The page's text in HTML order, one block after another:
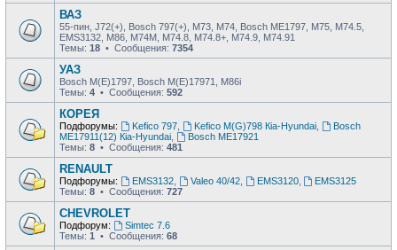
ВАЗ
55-пин, J72(+), Bosch 797(+), М73, М74, Bosch ME1797, М75, М74.5,
EMS3132, М86, М74М, М74.8, М74.8+, М74.9, М74.91
Темы: 18 • Сообщения: 7354
УАЗ
Bosch M(E)1797, Bosch M(E)17971, М86i
Темы: 4 • Сообщения: 592
КОРЕЯ
Подфорумы: Kefico 797, Kefico M(G)798 Кia-Hyundai,
Bosch
ME17911(12) Кia-Hyundai
Bosch ME17921
Темы: 8 • Сообщения: 481
RENAULT
Подфорумы: EMS3132, Valeo 40/42, EMS3120,
EMS3125
Темы: 8 • Сообщения: 727
CHEVROLET
Подфорум:
Simtec 7.6
Темы: 1 • Сообщения: 68